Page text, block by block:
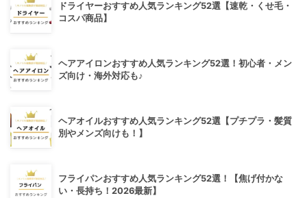
ドライヤーおすすめ人気ランキング52選【速乾・くせ毛・
コスパ商品】
ヘアアイロンおすすめ人気ランキング52選！初心者・メン
ズ向け・海外対応も♪
ヘアオイルおすすめ人気ランキング52選【プチプラ・髪質
別やメンズ向けも！】
フライパンおすすめ人気ランキング52選！【焦げ付かな
い・長持ち！2026最新】